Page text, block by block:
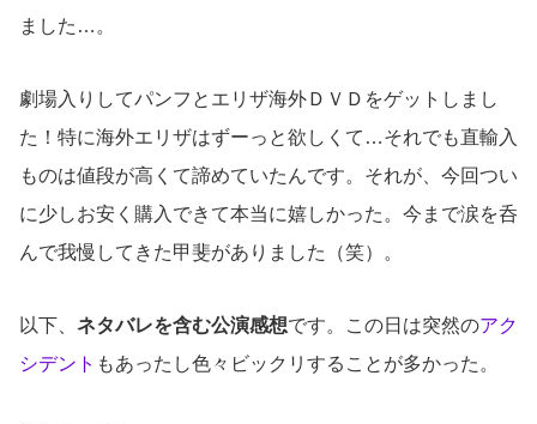
ました…。
劇場入りしてパンフとエリザ海外ＤＶＤをゲットしまし
た！特に海外エリザはずーっと欲しくて…それでも直輸入
ものは値段が高くて諦めていたんです。それが、今回つい
に少しお安く購入できて本当に嬉しかった。今まで涙を呑
んで我慢してきた甲斐がありました（笑）。
以下、 ネタバレを含む公演感想です。この日は突然のアク
シデント もあったし色々ビックリすることが多かった。